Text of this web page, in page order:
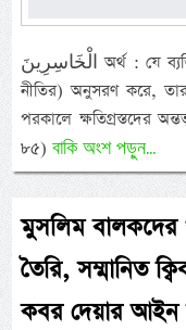
الْخَاسِرِينَ অর্থ : যে ব্যক্তি দ্বীন ইসলাম ব্যতীত অন্য কোন ধর্ম (নিয়ম-
নীতির) অনুসরণ করে,
পরকালে ক্ষতিগ্রস্তদের
৮৫)বাকি অংশ পড়ুন...
মুসলিম বালকদের
তৈরি, সম্মানিত
কবর দেয়ার আইন